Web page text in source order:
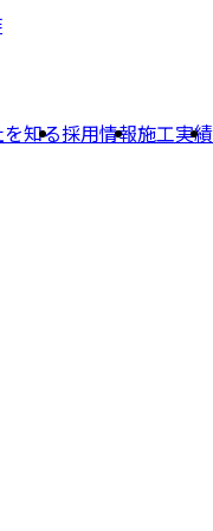
知る採用情報施工実績